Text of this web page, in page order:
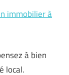
immobilier à
à bien
local.